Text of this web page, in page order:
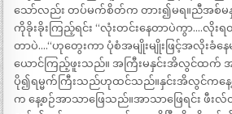
သော်လည်း တပ်မက်စိတ်က တား၍မရ။ညီအစ်မ
ကိုခိုးခိုးကြည့်ရင်း “လုံးတင်းနေတာပဲကွာ….လိုး
တာပဲ….“ဟုတွေးကာ ပုံစံအမျိုးမျိုးဖြင့်အလိုးခံ
ယောင်ကြည့်ဖူးသည်။ အကြီးမနှင်းအိလွင်ထက်
ပို၍ရမ္မက်ကြီးသည်ဟုထင်သည်။နှင်းအိလွင်ကနေ့
က နေ့စဉ်အာသာဖြေသည်။အာသာဖြေရင်း ဖီး